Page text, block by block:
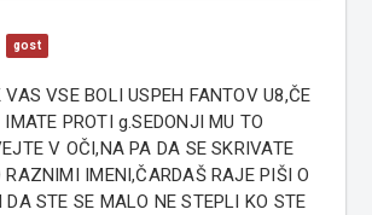
gost
VAS VSE BOLI USPEH FANTOV U8,ČE
IMATE PROTI g.SEDONJI MU TO
V OČI,NA PA DA SE SKRIVATE
RAZNIMI IMENI,ČARDAŠ RAJE PIŠI O
DA STE SE MALO NE STEPLI KO STE